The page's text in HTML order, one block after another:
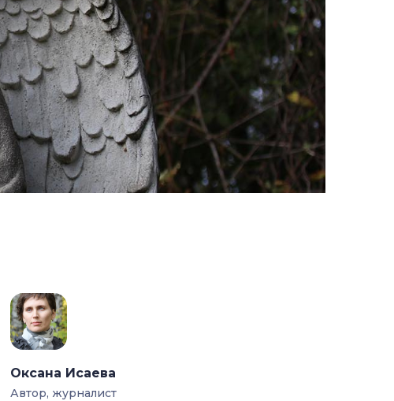
Оксана Исаева
Автор, журналист